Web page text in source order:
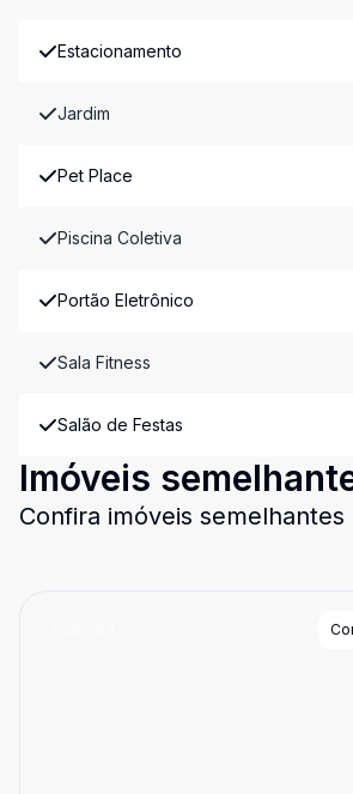
Estacionamento
Jardim
Pet Place
Piscina Coletiva
Portão Eletrônico
Sala Fitness
Salão de Festas
Imóveis
Confira imóveis semelhantes